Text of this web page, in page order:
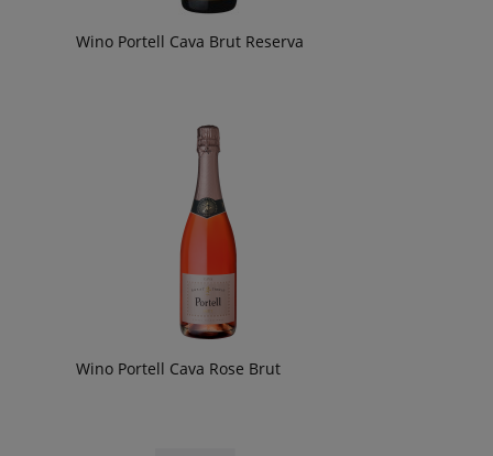
Wino Portell Cava Brut Reserva
Wino Portell Cava Rose Brut